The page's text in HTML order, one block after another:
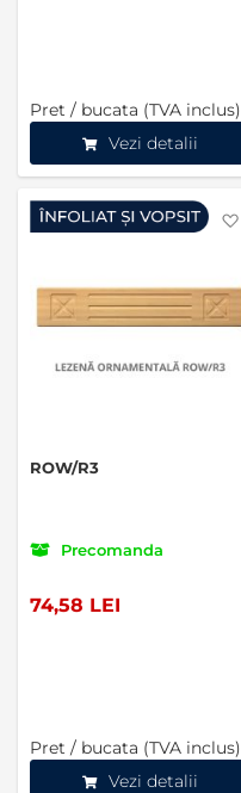
Pret / bucata (TVA inclus)
Vezi detalii
ROW/R3
Precomanda
74,58 LEI
Pret / bucata (TVA inclus)
Vezi detalii